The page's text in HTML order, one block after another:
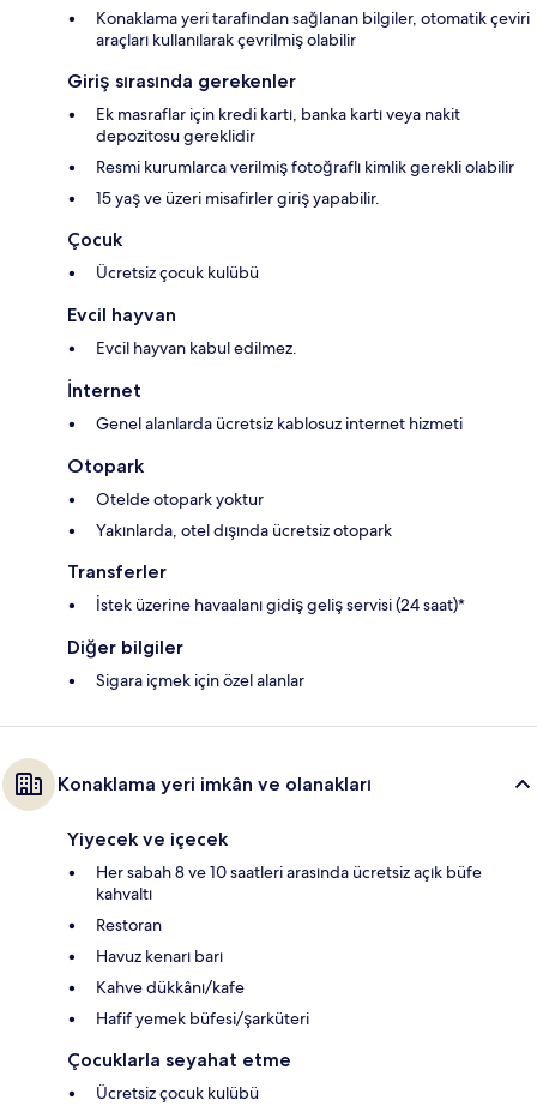
Konaklama yeri tarafından sağlanan bilgiler, otomatik çeviri
araçları kullanılarak çevrilmiş olabilir
Giriş sırasında gerekenler
Ek masraflar için kredi kartı, banka kartı veya nakit
depozitosu gereklidir
Resmi kurumlarca verilmiş fotoğraflı kimlik gerekli olabilir
15 yaş ve üzeri misafirler giriş yapabilir.
Çocuk
Ücretsiz çocuk kulübü
Evcil hayvan
Evcil hayvan kabul edilmez.
İnternet
Genel alanlarda ücretsiz kablosuz internet hizmeti
Otopark
Otelde otopark yoktur
Yakınlarda, otel dışında ücretsiz otopark
Transferler
İstek üzerine havaalanı gidiş geliş servisi (24 saat)*
Diğer bilgiler
Sigara içmek için özel alanlar
Konaklama yeri imkân ve olanakları
Yiyecek ve içecek
Her sabah 8 ve 10 saatleri arasında ücretsiz açık büfe
kahvaltı
Restoran
Havuz kenarı barı
Kahve dükkânı/kafe
Hafif yemek büfesi/şarküteri
Çocuklarla seyahat etme
Ücretsiz çocuk kulübü